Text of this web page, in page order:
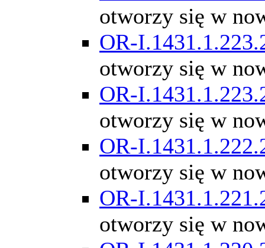
otworzy się w
OR-
otworzy się w
OR-
otworzy się w
OR-
otworzy się w
OR-
otworzy się w